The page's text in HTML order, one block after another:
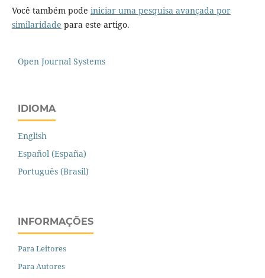
Você também pode iniciar uma pesquisa avançada por
similaridade para este artigo.
Open Journal Systems
IDIOMA
English
Español (España)
Português (Brasil)
INFORMAÇÕES
Para Leitores
Para Autores